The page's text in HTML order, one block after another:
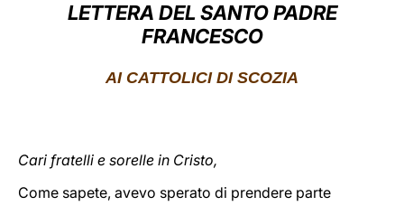
العربيّة
LETTERA DEL SANTO PADRE
FRANCESCO
AI CATTOLICI DI SCOZIA
Cari fratelli e sorelle in Cristo,
Come sapete, avevo sperato di prendere parte